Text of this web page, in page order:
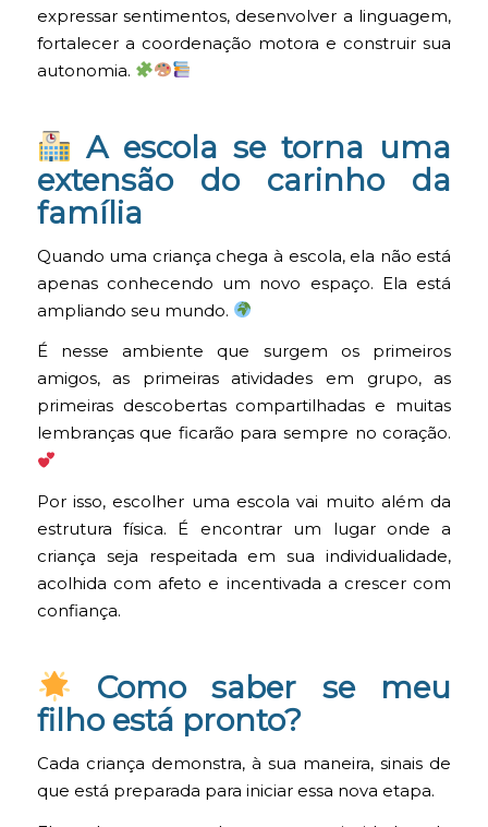
expressar sentimentos, desenvolver a linguagem,
fortalecer a coordenação motora e construir sua
autonomia.
A escola se torna uma
extensão do carinho da
família
Quando uma criança chega à escola, ela não está
apenas conhecendo um novo espaço. Ela está
ampliando seu mundo.
É nesse ambiente que surgem os primeiros
amigos, as primeiras atividades em grupo, as
primeiras descobertas compartilhadas e muitas
lembranças que ficarão para sempre no coração.
Por isso, escolher uma escola vai muito além da
estrutura física. É encontrar um lugar onde a
criança seja respeitada em sua individualidade,
acolhida com afeto e incentivada a crescer com
confiança.
Como saber se meu
filho está pronto?
Cada criança demonstra, à sua maneira, sinais de
que está preparada para iniciar essa nova etapa.